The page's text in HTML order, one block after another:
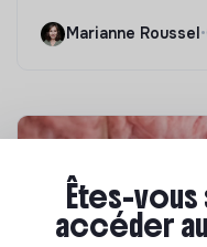
Marianne Roussel •
Êtes-
accéder